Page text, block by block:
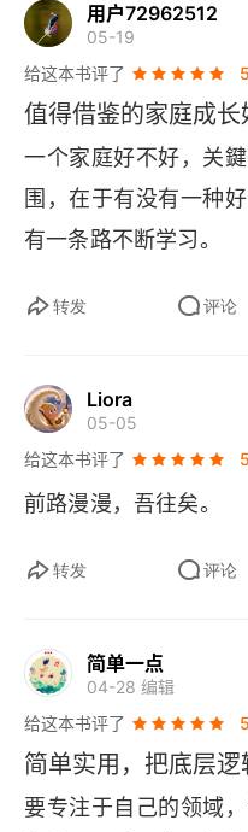
断力。优质判断不仅
停学习，踏实做事，
着点名家庭教育的夫
父母的行为身教远重
好习惯，保持简单集
为有担当，能自主决
用户72962512
05-19
给这本书评了
值得借鉴的家庭成长
一个家庭好不好，关
围，在于有没有一种
有一条路不断学习。
转发 评论
Liora
05-05
给这本书评了
前路漫漫，吾往矣。
转发 评论
简单一点
04-28 编辑
给这本书评了
简单实用，把底层逻
要专注于自己的领域